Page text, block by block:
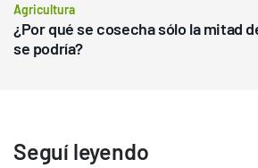
Agricultura
¿Por qué se cosecha sólo la mitad
se podría?
Seguí leyendo